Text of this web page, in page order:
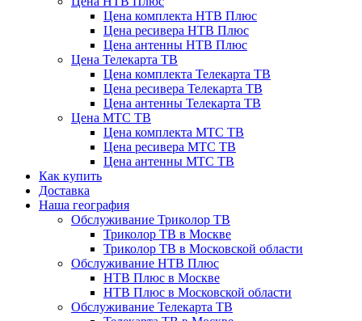
Цена комплекта НТВ Плюс
Цена ресивера НТВ Плюс
Цена антенны НТВ Плюс
Цена Телекарта ТВ
Цена комплекта Телекарта ТВ
Цена ресивера Телекарта ТВ
Цена антенны Телекарта ТВ
Цена МТС ТВ
Цена комплекта МТС ТВ
Цена ресивера МТС ТВ
Цена антенны МТС ТВ
Как купить
Доставка
Наша география
Обслуживание Триколор ТВ
Триколор ТВ в Москве
Триколор ТВ в Московской области
Обслуживание НТВ Плюс
НТВ Плюс в Москве
НТВ Плюс в Московской области
Обслуживание Телекарта ТВ